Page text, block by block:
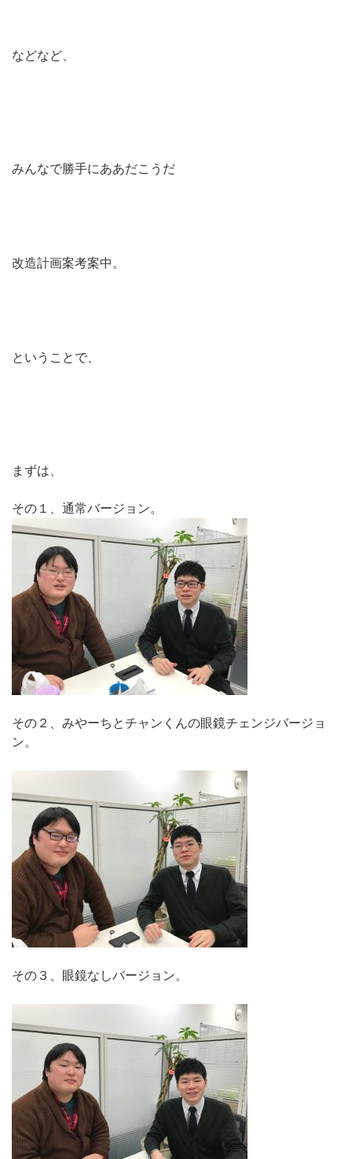
などなど、
みんなで勝手にああだこうだ
改造計画案考案中。
ということで、
まずは、
その１、通常バージョン。
その２、みやーちとチャンくんの眼鏡チェンジバージョ
ン。
その３、眼鏡なしバージョン。